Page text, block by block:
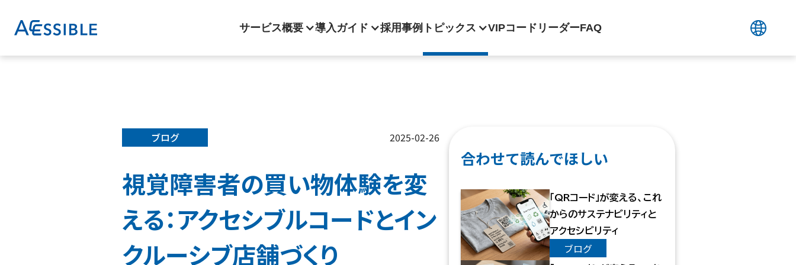
サービス概要 導入ガイド 採用事例 トピックス VIPコードリーダーFAQ
ブログ 2025-02-26
視覚障害者の買い物体験を変
える：アクセシブルコードとイン
クルーシブ店舗づくり
合わせて読んでほしい
「QRコード」が変える、これ
からのサステナビリティと
アクセシビリティ
ブログ